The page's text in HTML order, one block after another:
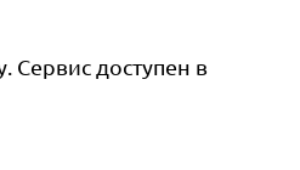
Сервис доступен в